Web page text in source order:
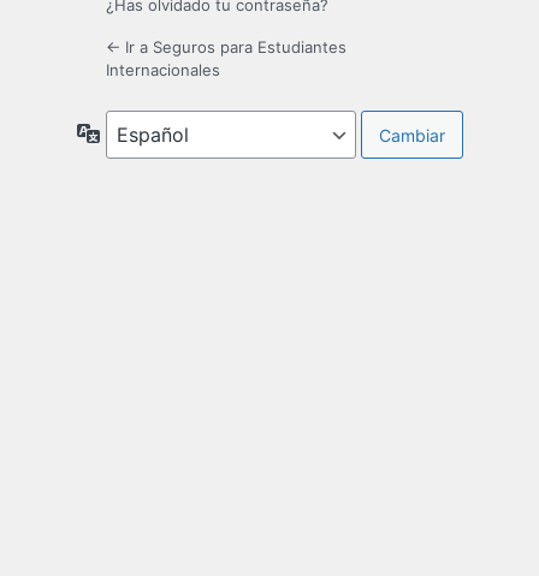
¿Has olvidado tu contraseña?
← Ir a Seguros para Estudiantes
Internacionales
Idioma